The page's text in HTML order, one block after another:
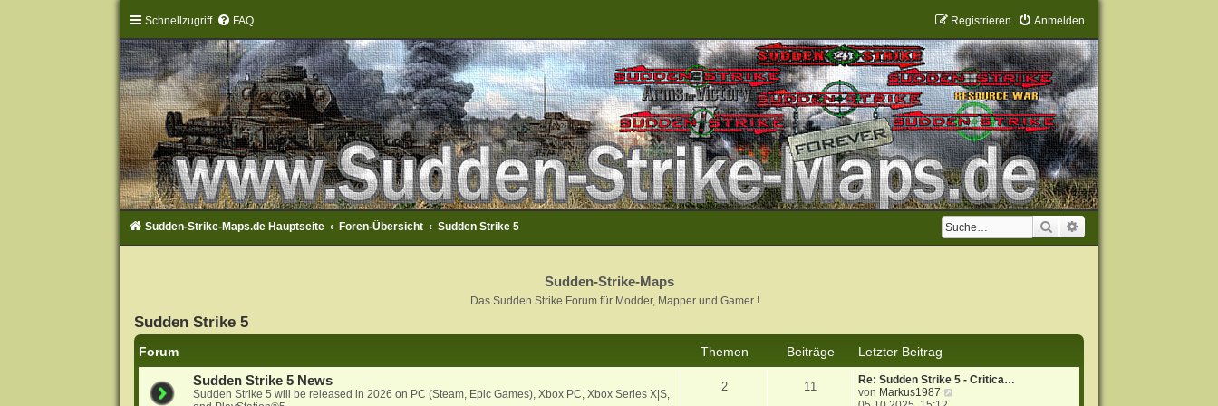
Schnellzugriff FAQ Anmelden
Registrieren
Suche
Sudden-Strike-Maps.de Hauptseite Foren-Übersicht Sudden Strike 5
Sudden-Strike-Maps
Das Sudden Strike Forum für Modder, Mapper und Gamer !
Sudden Strike 5
Forum Themen Beiträge
Letzter Beitrag
Sudden Strike 5 News
Sudden Strike 5 will be released in 2026 on PC (Steam, Epic Games), Xbox PC, Xbox Series X|S,
2 11
Re: Sudden Strike 5 - Critica…
von Markus1987